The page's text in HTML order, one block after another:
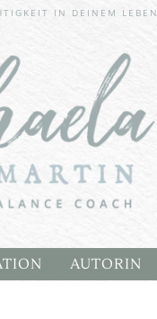
IN DEINEM LEBEN
AUTORIN